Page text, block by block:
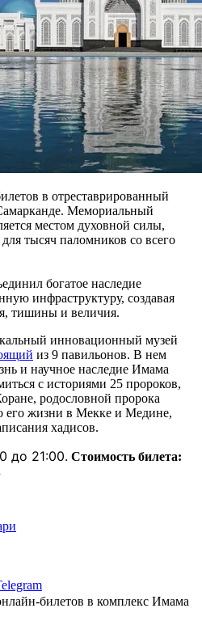
в отреставрированный
Мемориальный
местом духовной силы,
тысяч паломников со всего
богатое наследие
инфраструктуру, создавая
тишины и величия.
инновационный музей
из 9 павильонов. В нем
и научное наследие Имама
с историями 25 пророков,
родословной пророка
жизни в Мекке и Медине,
хадисов.
до 21:00. Стоимость билета:
билетов в комплекс Имама